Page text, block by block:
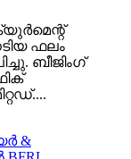
ഫലം
ബീജിംഗ്